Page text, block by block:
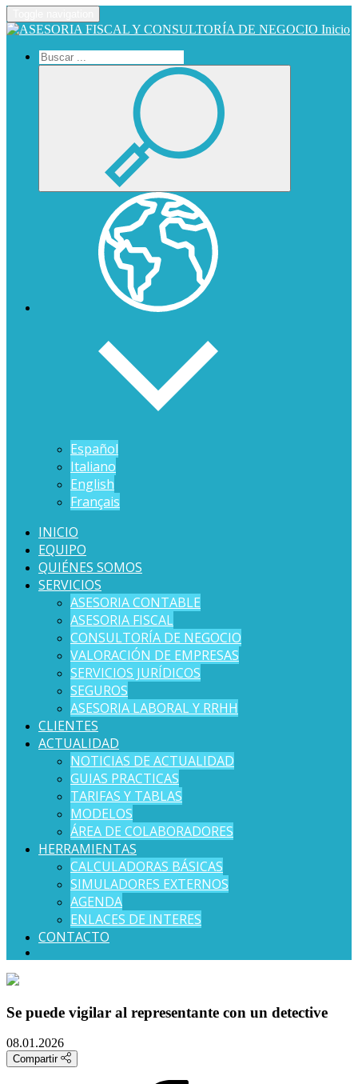
Inicio
Español
Italiano
English
Français
INICIO
EQUIPO
QUIÉNES SOMOS
SERVICIOS
ASESORIA CONTABLE
ASESORIA FISCAL
CONSULTORÍA DE NEGOCIO
VALORACIÓN DE EMPRESAS
SERVICIOS JURÍDICOS
SEGUROS
ASESORIA LABORAL Y RRHH
CLIENTES
ACTUALIDAD
NOTICIAS DE ACTUALIDAD
GUIAS PRACTICAS
TARIFAS Y TABLAS
MODELOS
ÁREA DE COLABORADORES
HERRAMIENTAS
CALCULADORAS BÁSICAS
SIMULADORES EXTERNOS
AGENDA
ENLACES DE INTERES
CONTACTO
Se puede vigilar al representante con un detective
08.01.2026
Compartir